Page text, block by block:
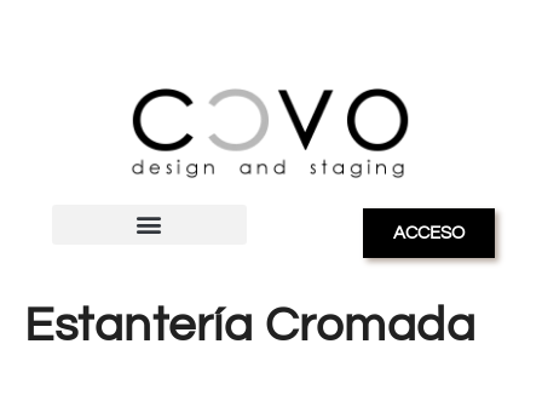
ACCESO
Estantería Cromada